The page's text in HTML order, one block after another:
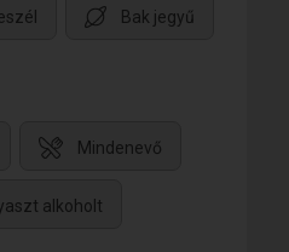
Bak jegyű
Mindenevő
alkoholt